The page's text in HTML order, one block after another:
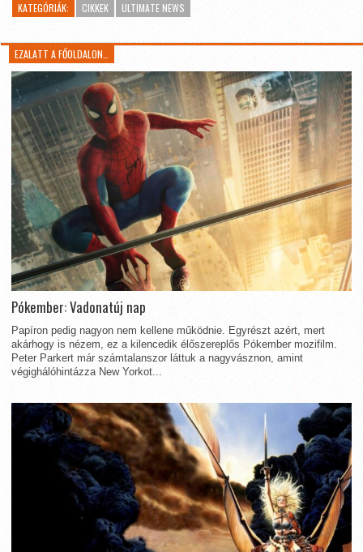
KATEGÓRIÁK: CIKKEK ULTIMATE NEWS
EZALATT A FŐOLDALON…
Pókember: Vadonatúj nap
Papíron pedig nagyon nem kellene működnie. Egyrészt azért, mert
akárhogy is nézem, ez a kilencedik élőszereplős Pókember mozifilm.
Peter Parkert már számtalanszor láttuk a nagyvásznon, amint
végighálóhintázza New Yorkot...